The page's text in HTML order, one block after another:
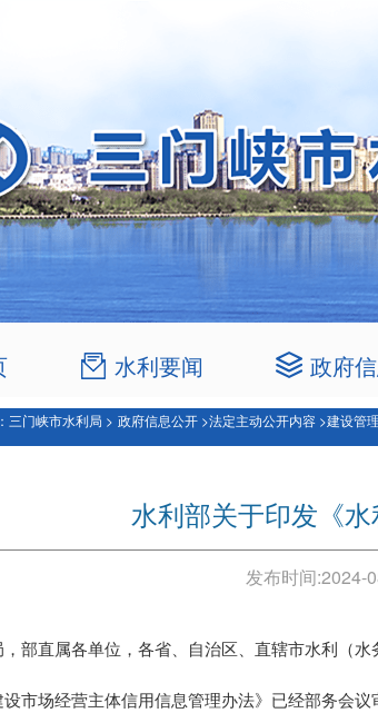
水利要闻 政府
三门峡市水利局 > 政府信息公开 >法定主动公开内容 >建设管
水利部关于印发《
发布时间:2024-
部直属各单位，各省、自治区、直辖市水利（
场经营主体信用信息管理办法》已经部务会议